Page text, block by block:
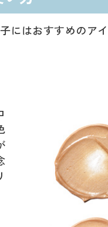
にはおすすめのア